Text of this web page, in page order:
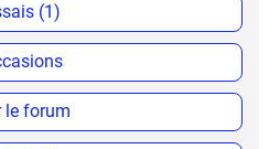
(1)
le forum